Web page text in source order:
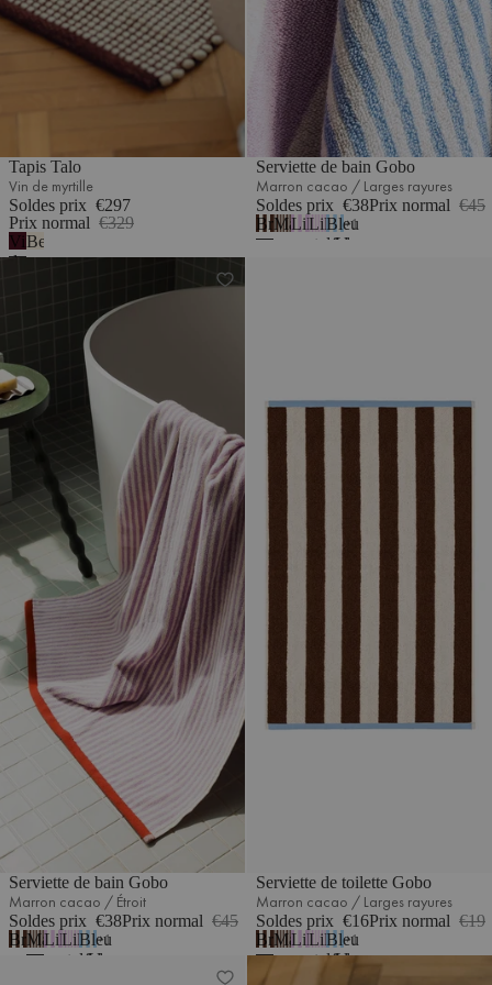
Tapis Talo
Vin de myrtille
Soldes prix €297
Prix normal €329
Vin
de
Beige
naturel
Serviette de bain Gobo
Marron cacao / Larges rayures
Soldes prix €38Prix normal €45
Brun
cacao
Marron
Lilas
pastel/Large
Lilas
pastel
Bleu
ciel
1
Serviette de bain Gobo
Marron cacao / Étroit
Soldes prix €38Prix normal €45
Brun
cacao
Marron
cacao
Lilas
pastel/Large
Lilas
pastel
Bleu
ciel
1
Serviette de toilette Gobo
Marron cacao / Larges rayures
Soldes prix €16Prix normal €19
Brun
cacao
Marron
cacao
Lilas
pastel/Large
Lilas
pastel
Bleu
ciel
1